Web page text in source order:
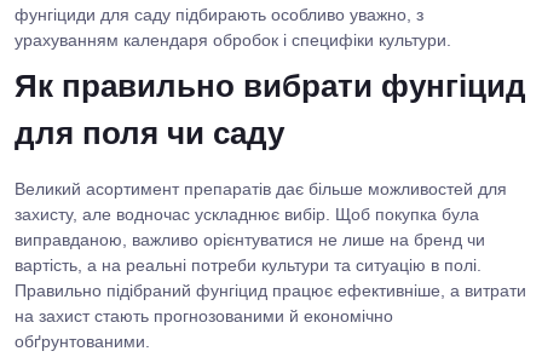
фунгіциди для саду підбирають особливо уважно, з
урахуванням календаря обробок і специфіки культури.
Як правильно вибрати фунгіцид
для поля чи саду
Великий асортимент препаратів дає більше можливостей для
захисту, але водночас ускладнює вибір. Щоб покупка була
виправданою, важливо орієнтуватися не лише на бренд чи
вартість, а на реальні потреби культури та ситуацію в полі.
Правильно підібраний фунгіцид працює ефективніше, а витрати
на захист стають прогнозованими й економічно
обґрунтованими.